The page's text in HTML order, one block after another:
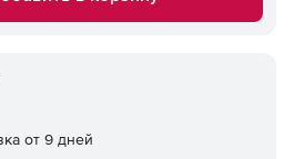
от 9 дней